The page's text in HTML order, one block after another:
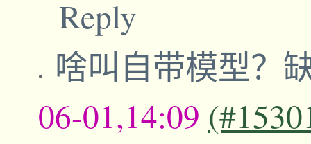
Reply
啥叫自带模型？
06-01,14:09